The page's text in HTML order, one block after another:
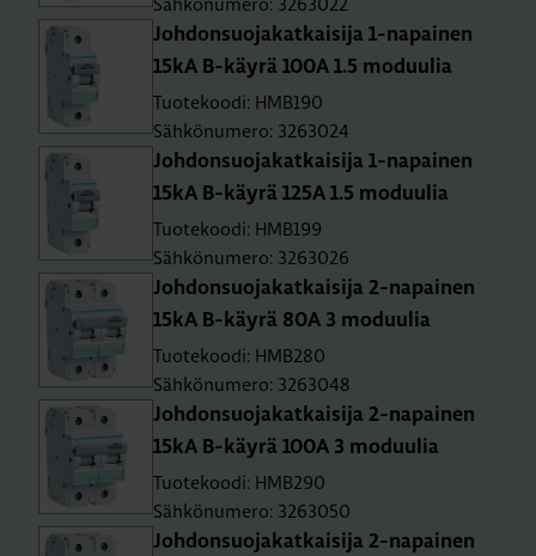
Joh­don­suo­ja­kat­kai­si­ja 1-na­pai­nen
15kA B-käy­rä 100A 1.5 mo­duu­lia
Tuotekoodi: HMB190
Sähkönumero: 3263024
Joh­don­suo­ja­kat­kai­si­ja 1-na­pai­nen
15kA B-käy­rä 125A 1.5 mo­duu­lia
Tuotekoodi: HMB199
Sähkönumero: 3263026
Joh­don­suo­ja­kat­kai­si­ja 2-na­pai­nen
15kA B-käy­rä 80A 3 mo­duu­lia
Tuotekoodi: HMB280
Sähkönumero: 3263048
Joh­don­suo­ja­kat­kai­si­ja 2-na­pai­nen
15kA B-käy­rä 100A 3 mo­duu­lia
Tuotekoodi: HMB290
Sähkönumero: 3263050
Joh­don­suo­ja­kat­kai­si­ja 2-na­pai­nen